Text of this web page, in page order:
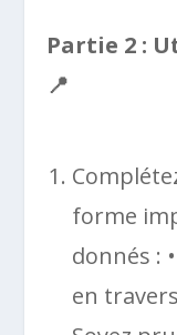
Partie 2 :
📍
forme
donnés :
en